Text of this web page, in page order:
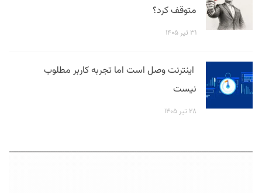
متوقف کرد؟
۳۱ تیر ۱۴۰۵
اینترنت وصل است اما تجربه کاربر مطلوب
نیست
۲۸ تیر ۱۴۰۵